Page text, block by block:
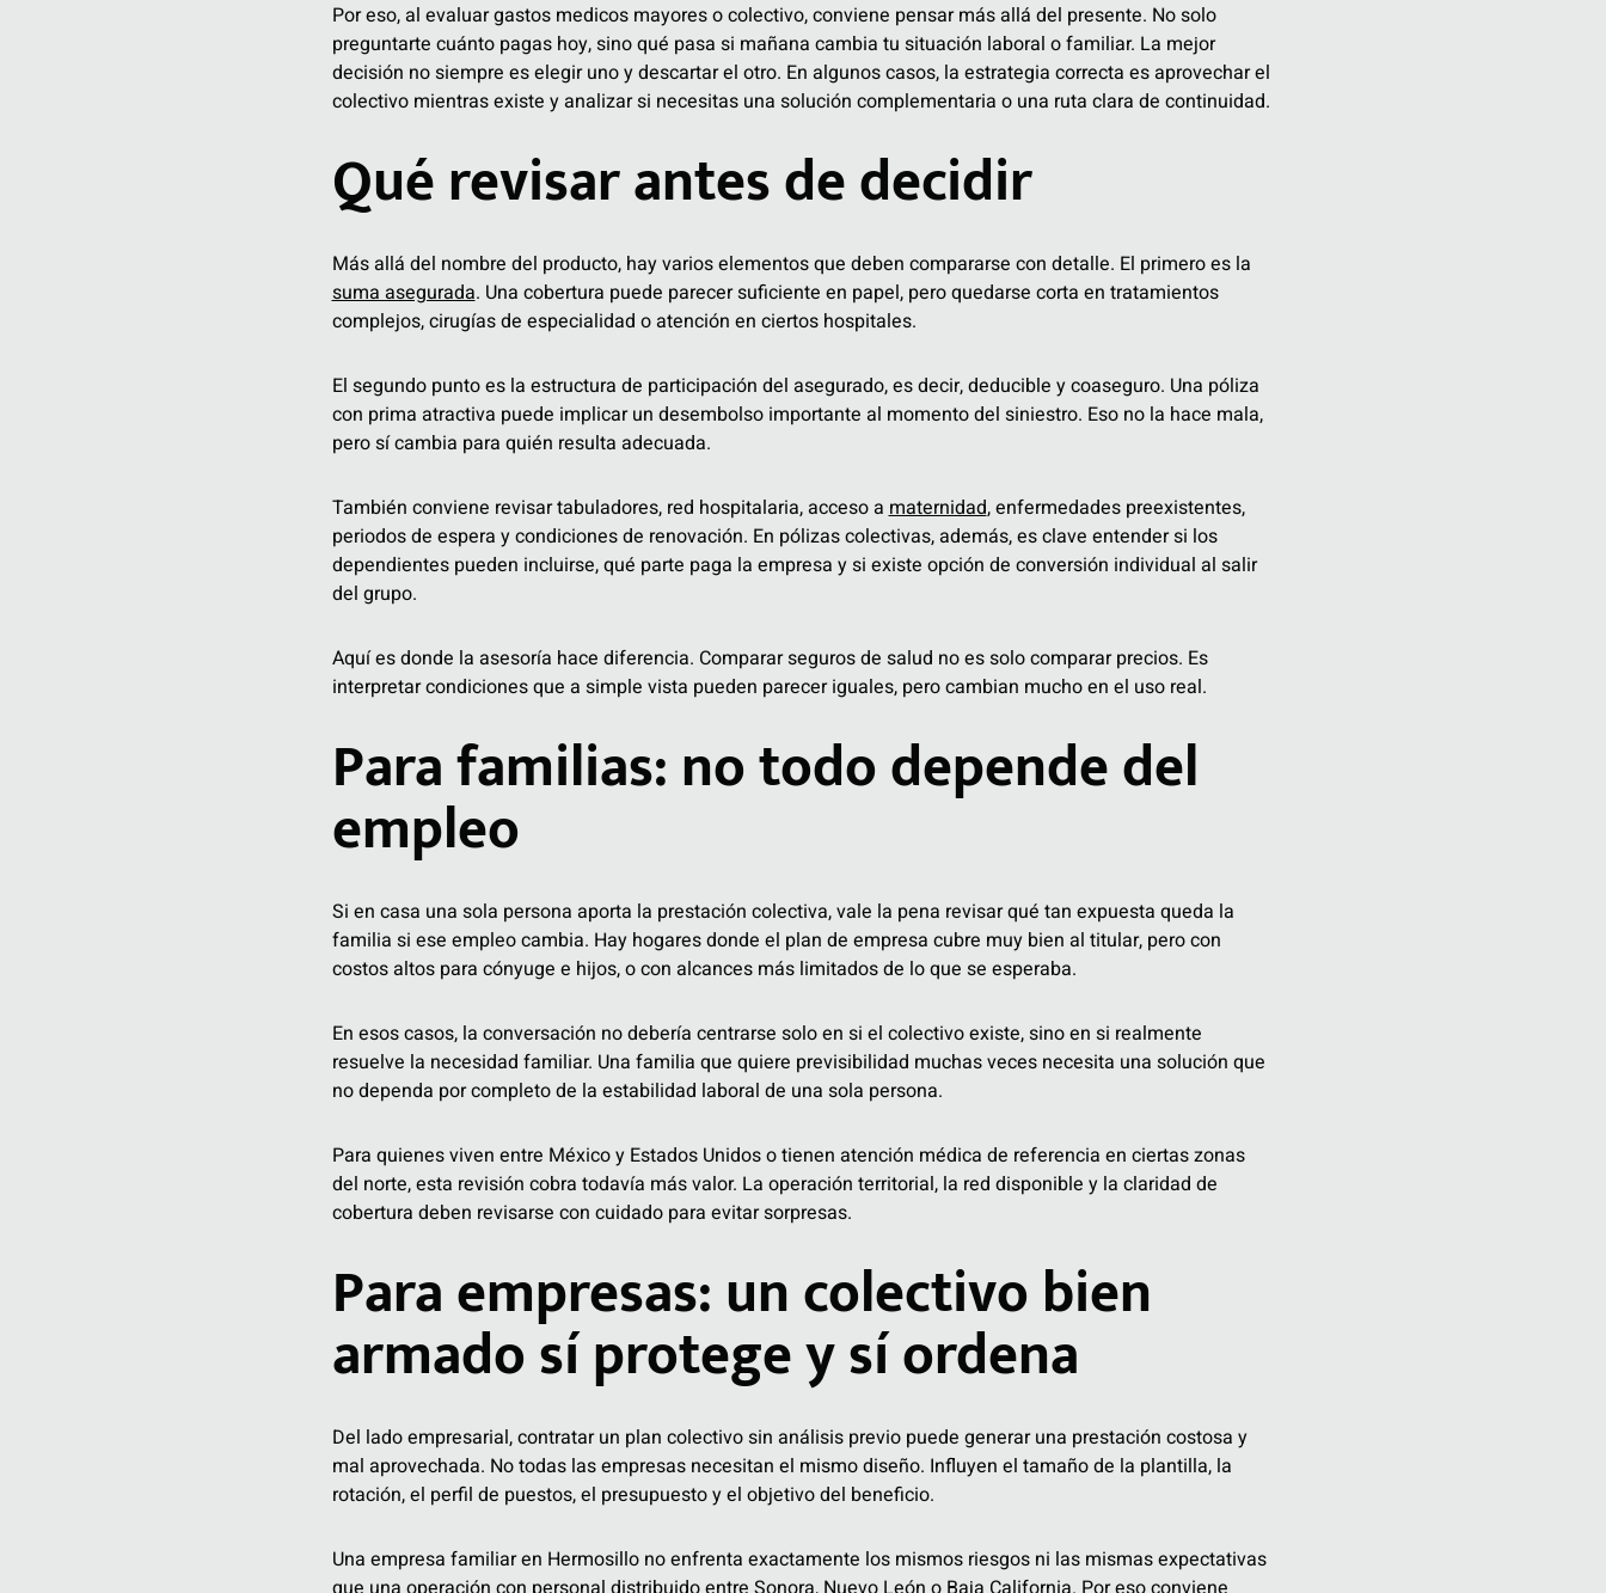
Por eso, al evaluar gastos medicos mayores o colectivo, conviene pensar más allá del presente. No solo
preguntarte cuánto pagas hoy, sino qué pasa si mañana cambia tu situación laboral o familiar. La mejor
decisión no siempre es elegir uno y descartar el otro. En algunos casos, la estrategia correcta es aprovechar el
colectivo mientras existe y analizar si necesitas una solución complementaria o una ruta clara de continuidad.
Qué revisar antes de decidir
Más allá del nombre del producto, hay varios elementos que deben compararse con detalle. El primero es la
suma asegurada. Una cobertura puede parecer suficiente en papel, pero quedarse corta en tratamientos
complejos, cirugías de especialidad o atención en ciertos hospitales.
El segundo punto es la estructura de participación del asegurado, es decir, deducible y coaseguro. Una póliza
con prima atractiva puede implicar un desembolso importante al momento del siniestro. Eso no la hace mala,
pero sí cambia para quién resulta adecuada.
También conviene revisar tabuladores, red hospitalaria, acceso amaternidad, enfermedades preexistentes,
periodos de espera y condiciones de renovación. En pólizas colectivas, además, es clave entender si los
dependientes pueden incluirse, qué parte paga la empresa y si existe opción de conversión individual al salir
del grupo.
Aquí es donde la asesoría hace diferencia. Comparar seguros de salud no es solo comparar precios. Es
interpretar condiciones que a simple vista pueden parecer iguales, pero cambian mucho en el uso real.
Para familias: no todo depende del
empleo
Si en casa una sola persona aporta la prestación colectiva, vale la pena revisar qué tan expuesta queda la
familia si ese empleo cambia. Hay hogares donde el plan de empresa cubre muy bien al titular, pero con
costos altos para cónyuge e hijos, o con alcances más limitados de lo que se esperaba.
En esos casos, la conversación no debería centrarse solo en si el colectivo existe, sino en si realmente
resuelve la necesidad familiar. Una familia que quiere previsibilidad muchas veces necesita una solución que
no dependa por completo de la estabilidad laboral de una sola persona.
Para quienes viven entre México y Estados Unidos o tienen atención médica de referencia en ciertas zonas
del norte, esta revisión cobra todavía más valor. La operación territorial, la red disponible y la claridad de
cobertura deben revisarse con cuidado para evitar sorpresas.
Para empresas: un colectivo bien
armado sí protege y sí ordena
Del lado empresarial, contratar un plan colectivo sin análisis previo puede generar una prestación costosa y
mal aprovechada. No todas las empresas necesitan el mismo diseño. Influyen el tamaño de la plantilla, la
rotación, el perfil de puestos, el presupuesto y el objetivo del beneficio.
Una empresa familiar en Hermosillo no enfrenta exactamente los mismos riesgos ni las mismas expectativas